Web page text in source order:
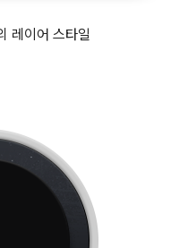
레이어 스타일